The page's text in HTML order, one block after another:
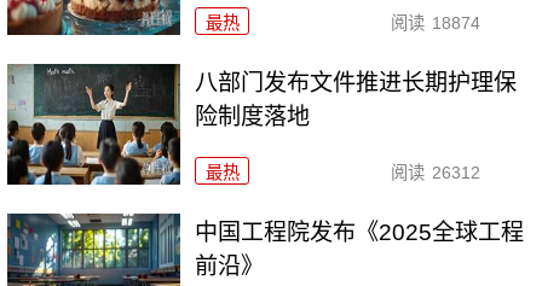
最热 阅读 18874
八部门发布文件推进长期护理保
险制度落地
最热 阅读 26312
中国工程院发布《2025全球工程
前沿》